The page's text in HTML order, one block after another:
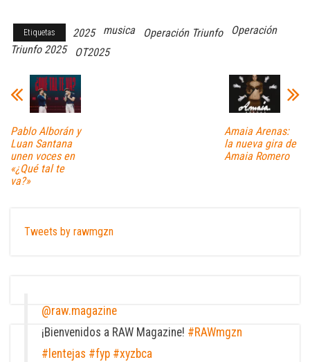
Etiquetas 2025 musica Operación Triunfo
Operación
Triunfo 2025
OT2025
Pablo Alborán y
Luan Santana
unen voces en
«¿Qué tal te
va?»
Amaia Arenas:
la nueva gira de
Amaia Romero
Tweets by rawmgzn
@raw.magazine
¡Bienvenidos a RAW Magazine! #RAWmgzn
#lentejas #fyp #xyzbca